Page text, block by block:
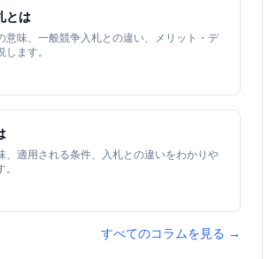
とは
意味、一般競争入札との違い、メリット・デ
します。
、適用される条件、入札との違いをわかりや
すべてのコラムを見る →